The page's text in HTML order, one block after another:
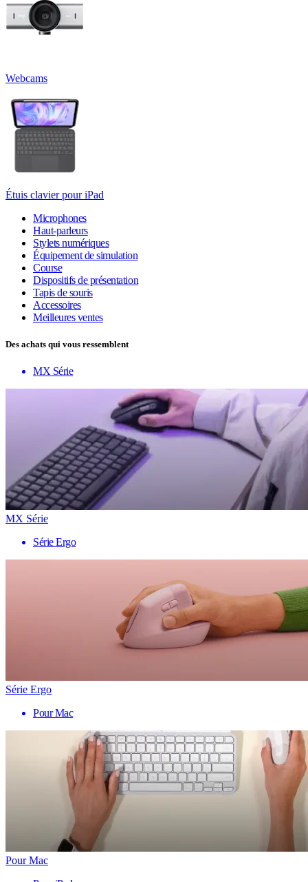
Webcams
Étuis clavier pour iPad
Microphones
Haut-parleurs
Stylets numériques
Équipement de simulation
Course
Dispositifs de présentation
Tapis de souris
Accessoires
Meilleures ventes
Des achats qui vous ressemblent
MX Série
MX Série
Série Ergo
Série Ergo
Pour Mac
Pour Mac